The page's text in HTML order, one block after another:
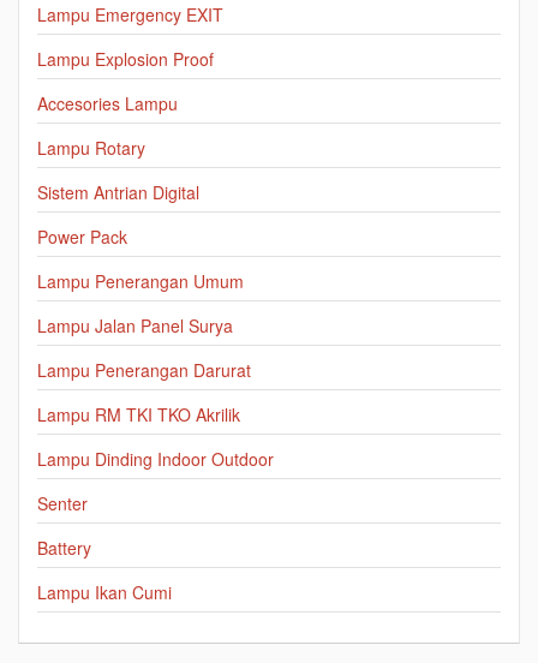
Lampu Emergency EXIT
Lampu Explosion Proof
Accesories Lampu
Lampu Rotary
Sistem Antrian Digital
Power Pack
Lampu Penerangan Umum
Lampu Jalan Panel Surya
Lampu Penerangan Darurat
Lampu RM TKI TKO Akrilik
Lampu Dinding Indoor Outdoor
Senter
Battery
Lampu Ikan Cumi